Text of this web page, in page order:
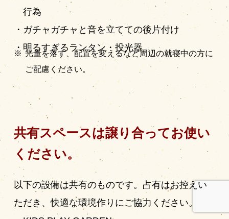
行為
ガチャガチャと音を立てての後片付け
明るすぎるランタン・投光器
光量を落す、配置を変えるなど周辺の就寝中の方に
ご配慮ください。
共有スペースは譲り合ってお使い
ください。
以下の設備は共有のものです。占有はお控えい
ただき、快適な環境作りにご協力ください。